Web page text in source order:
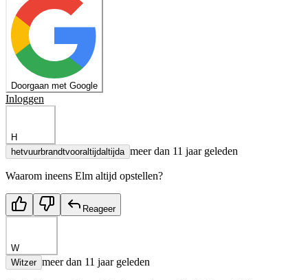
Doorgaan met Google
Inloggen
H
hetvuurbrandtvooraltijdaltijda meer dan 11 jaar geleden
Waarom ineens Elm altijd opstellen?
Reageer
W
Witzer meer dan 11 jaar geleden